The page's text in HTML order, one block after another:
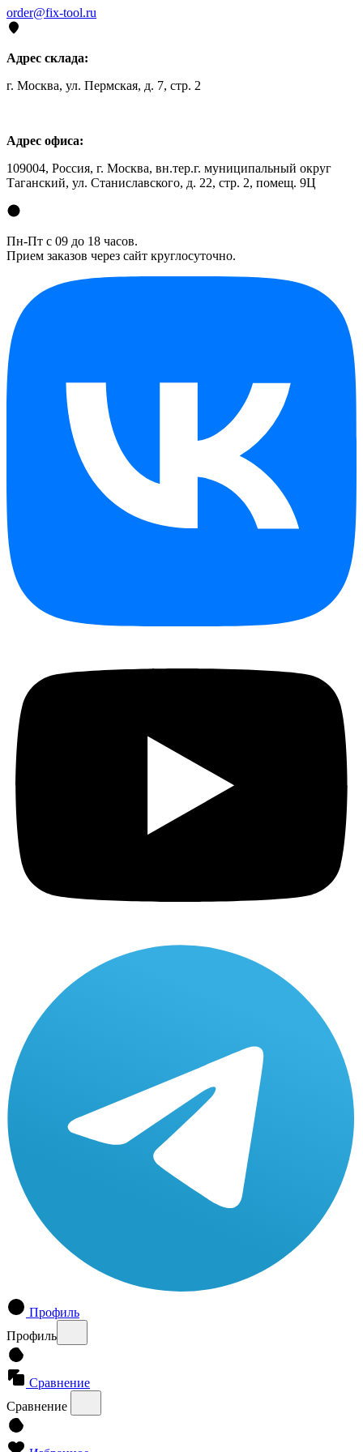
order@fix-tool.ru
Адрес склада:
г. Москва, ул. Пермская, д. 7, стр. 2
Адрес офиса:
109004, Россия, г. Москва, вн.тер.г. муниципальный округ
Таганский, ул. Станиславского, д. 22, стр. 2, помещ. 9Ц
Пн-Пт с 09 до 18 часов.
Прием заказов через сайт круглосуточно.
Профиль
Профиль
Сравнение
Сравнение